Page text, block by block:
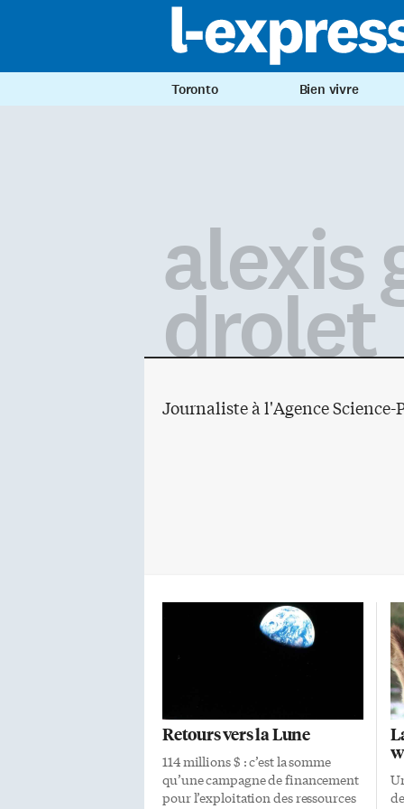
Toronto Bien vivre
alexis
drolet
Journaliste à l'Agence
Retours vers la Lune
114 millions $ : c’est la somme
qu’une campagne de financement
pour l’exploitation des ressources